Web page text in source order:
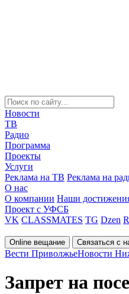
Новости
ТВ
Радио
Программа
Проекты
Услуги
Реклама на ТВ Реклама на
О нас
О компании Наши
Проект с УФСБ
VK CLASSMATES TG Dzen
Online вещание Связаться с
Вести ПриволжьеНовости
Запрет на